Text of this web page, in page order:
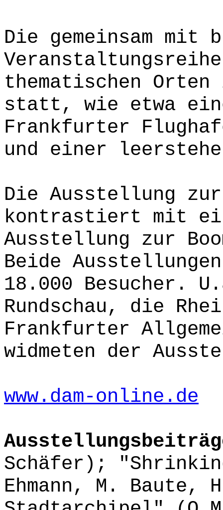
Die gemeinsam mit
thematischen Orten
statt, wie etwa
Frankfurter
und einer
Die Ausstellung zur
kontrastiert mit
Ausstellung zur
Beide
18.000 Besucher.
Rundschau, die
Frankfurter
widmeten der
www.dam-online.de
Schäfer);
Ehmann, M. Baute,